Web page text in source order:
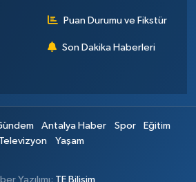
Puan Durumu ve Fikstür
Son Dakika Haberleri
Antalya Haber Spor
Eğitim
Televizyon
Yaşam
Yazılımı: TE Bilişim